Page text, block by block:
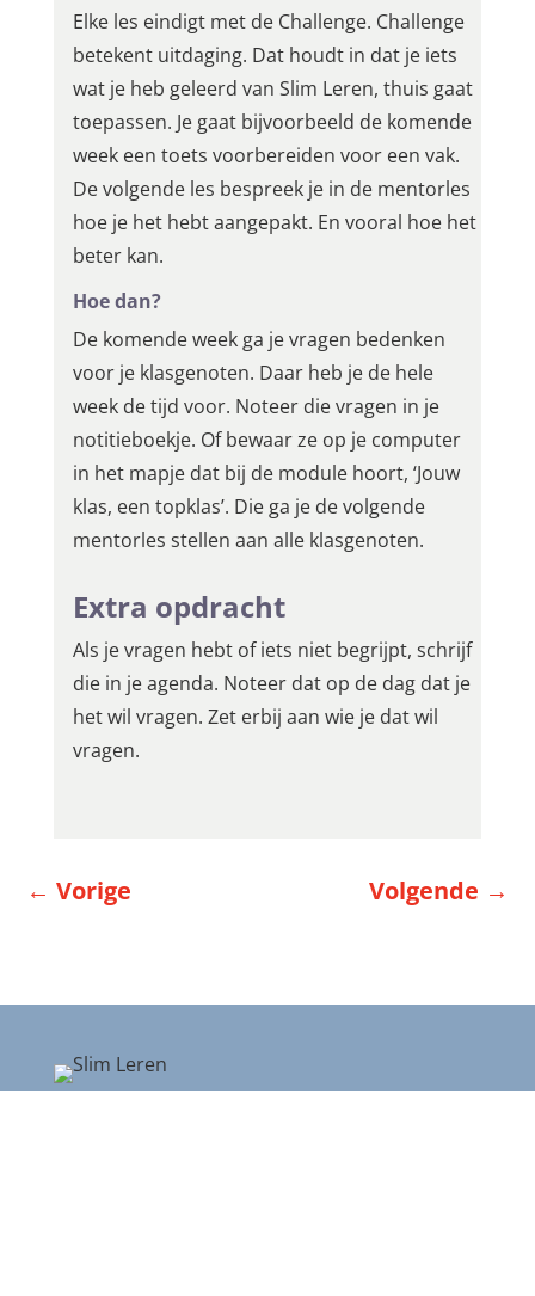
Elke les eindigt met de Challenge. Challenge
betekent uitdaging. Dat houdt in dat je iets
wat je heb geleerd van Slim Leren, thuis gaat
toepassen. Je gaat bijvoorbeeld de komende
week een toets voorbereiden voor een vak.
De volgende les bespreek je in de mentorles
hoe je het hebt aangepakt. En vooral hoe het
beter kan.
Hoe dan?
De komende week ga je vragen bedenken
voor je klasgenoten. Daar heb je de hele
week de tijd voor. Noteer die vragen in je
notitieboekje. Of bewaar ze op je computer
in het mapje dat bij de module hoort, ‘Jouw
klas, een topklas’. Die ga je de volgende
mentorles stellen aan alle klasgenoten.
Extra opdracht
Als je vragen hebt of iets niet begrijpt, schrijf
die in je agenda. Noteer dat op de dag dat je
het wil vragen. Zet erbij aan wie je dat wil
vragen.
←Vorige Volgende →